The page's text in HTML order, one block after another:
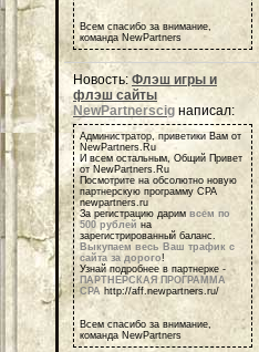
Всем спасибо за внимание,
команда NewPartners
Новость:Флэш игры и
флэш сайты
NewPartnerscig написал:
Администратор, приветики Вам от
NewPartners.Ru
И всем остальным, Общий Привет
от NewPartners.Ru
Посмотрите на обсолютно новую
партнерскую программу СРА
newpartners.ru
За регистрацию дарим всем по
500 рублей на
зарегистрированный баланс.
Выкупаем весь Ваш трафик с
сайта за дорого!
Узнай подробнее в партнерке -
ПАРТНЕРСКАЯ ПРОГРАММА
СРА http://aff.newpartners.ru/
Всем спасибо за внимание,
команда NewPartners